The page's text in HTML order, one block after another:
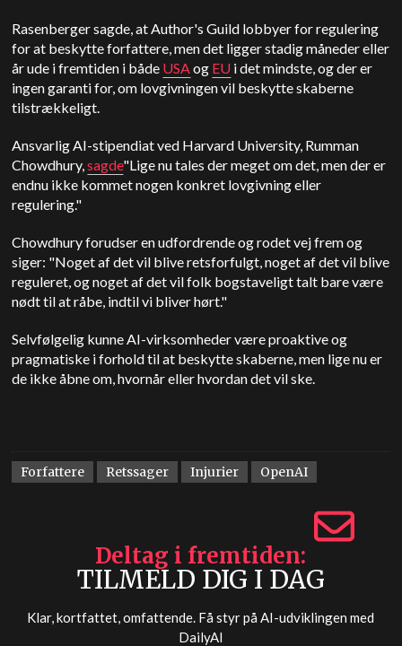
Rasenberger sagde, at Author's Guild lobbyer for regulering
for at beskytte forfattere, men det ligger stadig måneder eller
år ude i fremtiden i både USAog EU i det mindste, og der er
ingen garanti for, om lovgivningen vil beskytte skaberne
tilstrækkeligt.
Ansvarlig AI-stipendiat ved Harvard University, Rumman
Chowdhury,sagde"Lige nu tales der meget om det, men der er
endnu ikke kommet nogen konkret lovgivning eller
regulering."
Chowdhury forudser en udfordrende og rodet vej frem og
siger: "Noget af det vil blive retsforfulgt, noget af det vil blive
reguleret, og noget af det vil folk bogstaveligt talt bare være
nødt til at råbe, indtil vi bliver hørt."
Selvfølgelig kunne AI-virksomheder være proaktive og
pragmatiske i forhold til at beskytte skaberne, men lige nu er
de ikke åbne om, hvornår eller hvordan det vil ske.
Forfattere Retssager Injurier OpenAI
Deltag i fremtiden
TILMELD DIG I DAG
Klar, kortfattet, omfattende. Få styr på AI-udviklingen med
DailyAI